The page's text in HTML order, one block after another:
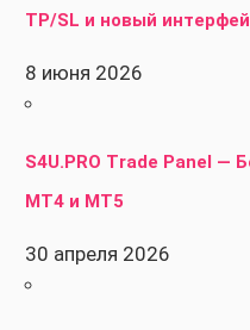
TP/SL и новый
8 июня 2026
S4U.PRO Trade Panel —
MT4 и MT5
30 апреля 2026